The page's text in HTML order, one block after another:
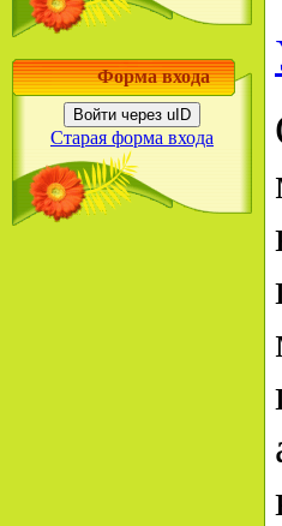
Форма входа
Войти через uID
Старая форма входа